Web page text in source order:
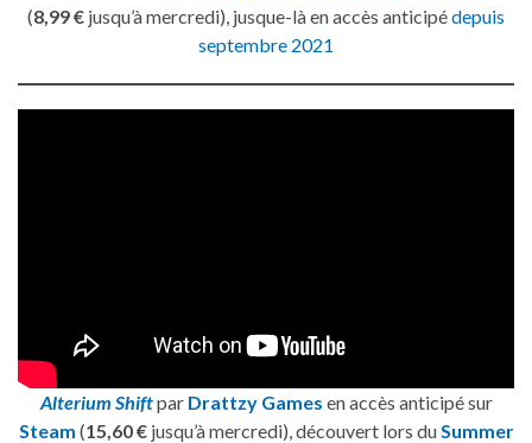
(8,99 € jusqu’à mercredi), jusque-là en accès anticipédepuis
septembre 2021
Alterium Shiftpar Drattzy Games en accès anticipé sur
Steam (15,60 €jusqu’à mercredi), découvert lors duSummer